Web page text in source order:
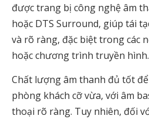
được trang bị công nghệ âm
hoặc DTS Surround, giúp tái
và rõ ràng, đặc biệt trong các
hoặc chương trình truyền hình.
Chất lượng âm thanh đủ tốt
phòng khách cỡ vừa, với âm
thoại rõ ràng. Tuy nhiên, đối